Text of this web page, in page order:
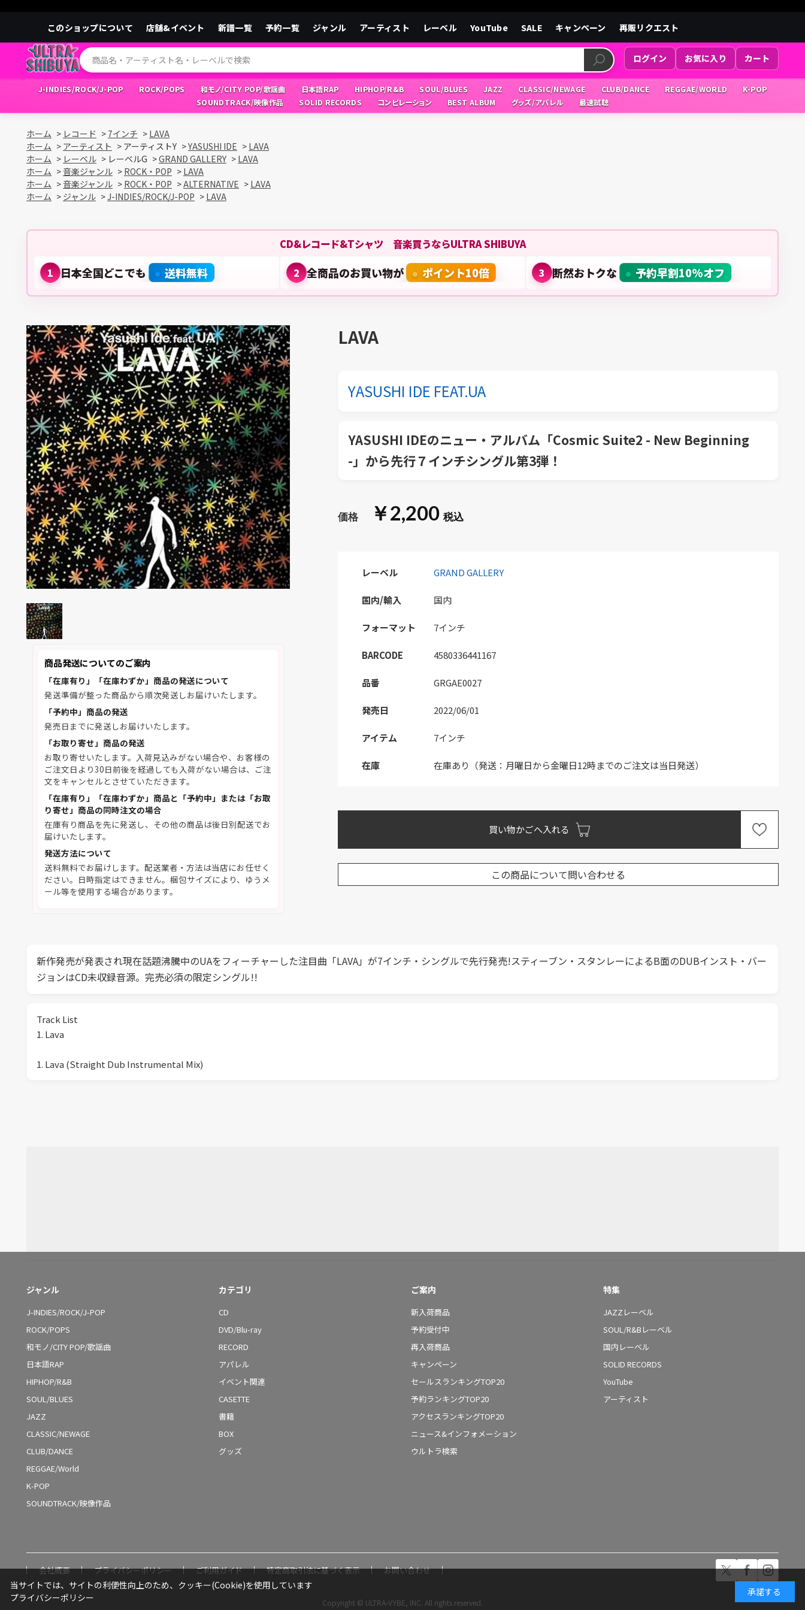
このショップについて 店舗&イベント 新譜一覧 予約一覧 ジャンル アーティスト レーベル YouTube SALE キャンペーン 再販リクエスト
ログイン お気に入り カート
J-INDIES/ROCK/J-POP ROCK/POPS 和モノ/CITY POP/歌謡曲 日本語RAP HIPHOP/R&B SOUL/BLUES JAZZ CLASSIC/NEWAGE CLUB/DANCE REGGAE/WORLD
K-POP
SOUNDTRACK/映像作品
SOLID RECORDS コンピレーション BEST ALBUM グッズ/アパレル 最速試聴
ホーム > レコード > 7インチ > LAVA
ホーム > アーティスト > アーティストY >YASUSHI IDE > LAVA
ホーム > レーベル > レーベルG >GRAND GALLERY > LAVA
ホーム >音楽ジャンル > ROCK・POP > LAVA
ホーム >音楽ジャンル > ROCK・POP >ALTERNATIVE > LAVA
ホーム > ジャンル >J-INDIES/ROCK/J-POP > LAVA
CD&レコード&Tシャツ 音楽買うならULTRA SHIBUYA
1 日本全国どこでも 送料無料 2 全商品のお買い物が ポイント10倍 3 断然おトクな 予約早割10%オフ
商品発送についてのご案内
「在庫有り」「在庫わずか」商品の発送について
発送準備が整った商品から順次発送しお届けいたします。
「予約中」商品の発送
発売日までに発送しお届けいたします。
「お取り寄せ」商品の発送
お取り寄せいたします。入荷見込みがない場合や、お客様の
ご注文日より30日前後を経過しても入荷がない場合は、ご注
文をキャンセルとさせていただきます。
「在庫有り」「在庫わずか」商品と「予約中」または「お取
り寄せ」商品の同時注文の場合
在庫有り商品を先に発送し、その他の商品は後日別配送でお
届けいたします。
発送方法について
送料無料でお届けします。配送業者・方法は当店にお任せく
ださい。日時指定はできません。梱包サイズにより、ゆうメ
ール等を使用する場合があります。
LAVA
YASUSHI IDE FEAT.UA
YASUSHI IDEのニュー・アルバム「Cosmic Suite2 - New Beginning
-」から先行７インチシングル第3弾！
￥2,200
レーベル GRAND GALLERY
国内/輸入 国内
フォーマット 7インチ
BARCODE 4580336441167
品番 GRGAE0027
発売日 2022/06/01
アイテム 7インチ
在庫 在庫あり（発送：月曜日から金曜日12時までのご注文は当日発送）
買い物かごへ入れる
この商品について問い合わせる
新作発売が発表され現在話題沸騰中のUAをフィーチャーした注目曲「LAVA」が7インチ・シングルで先行発売!スティーブン・スタンレーによるB面のDUBインスト・バー
ジョンはCD未収録音源。完売必須の限定シングル!!
Track List
1. Lava
1. Lava (Straight Dub Instrumental Mix)
ジャンル
J-INDIES/ROCK/J-POP
ROCK/POPS
和モノ/CITY POP/歌謡曲
日本語RAP
HIPHOP/R&B
SOUL/BLUES
JAZZ
CLASSIC/NEWAGE
CLUB/DANCE
REGGAE/World
K-POP
SOUNDTRACK/映像作品
カテゴリ
CD
DVD/Blu-ray
RECORD
アパレル
イベント関連
CASETTE
書籍
BOX
グッズ
ご案内
新入荷商品
予約受付中
再入荷商品
キャンペーン
セールスランキングTOP20
予約ランキングTOP20
アクセスランキングTOP20
ニュース&インフォメーション
ウルトラ検索
特集
JAZZレーベル
SOUL/R&Bレーベル
国内レーベル
SOLID RECORDS
YouTube
アーティスト
会社概要 プライバシーポリシー ご利用ガイド 特定商取引法に基づく表示 お問い合わせ
Copyright © ULTRA-VYBE, INC. All rights reserved.
当サイトでは、サイトの利便性向上のため、クッキー(Cookie)を使用しています
プライバシーポリシー
承諾する